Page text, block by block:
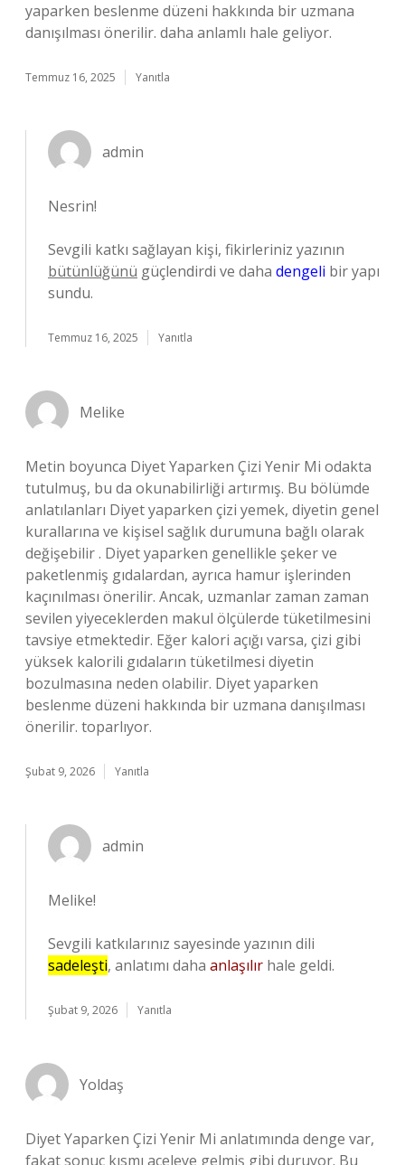
yaparken beslenme düzeni hakkında bir uzmana
danışılması önerilir. daha anlamlı hale geliyor.
Temmuz 16, 2025 Yanıtla
admin
Nesrin!
Sevgili katkı sağlayan kişi, fikirleriniz yazının
bütünlüğünü güçlendirdi ve daha dengeli bir yapı
sundu.
Temmuz 16, 2025 Yanıtla
Melike
Metin boyunca Diyet Yaparken Çizi Yenir Mi odakta
tutulmuş, bu da okunabilirliği artırmış. Bu bölümde
anlatılanları Diyet yaparken çizi yemek, diyetin genel
kurallarına ve kişisel sağlık durumuna bağlı olarak
değişebilir . Diyet yaparken genellikle şeker ve
paketlenmiş gıdalardan, ayrıca hamur işlerinden
kaçınılması önerilir. Ancak, uzmanlar zaman zaman
sevilen yiyeceklerden makul ölçülerde tüketilmesini
tavsiye etmektedir. Eğer kalori açığı varsa, çizi gibi
yüksek kalorili gıdaların tüketilmesi diyetin
bozulmasına neden olabilir. Diyet yaparken
beslenme düzeni hakkında bir uzmana danışılması
önerilir. toparlıyor.
Şubat 9, 2026 Yanıtla
admin
Melike!
Sevgili katkılarınız sayesinde yazının dili
sadeleşti, anlatımı daha anlaşılır hale geldi.
Şubat 9, 2026 Yanıtla
Yoldaş
Diyet Yaparken Çizi Yenir Mi anlatımında denge var,
fakat sonuç kısmı aceleye gelmiş gibi duruyor. Bu